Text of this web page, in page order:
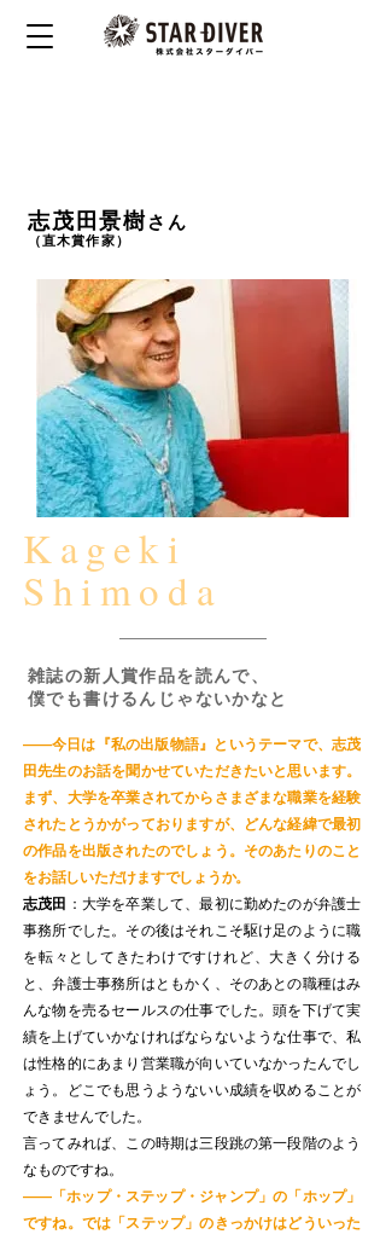
志茂田景樹さん
（直木賞作家）
Kageki
Shimoda
雑誌の新人賞作品を読んで、
僕でも書けるんじゃないかなと
——今日は『私の出版物語』というテーマで、志茂
田先生のお話を聞かせていただきたいと思います。
まず、大学を卒業されてからさまざまな職業を経験
されたとうかがっておりますが、どんな経緯で最初
の作品を出版されたのでしょう。そのあたりのこと
をお話しいただけますでしょうか。
志茂田 ：大学を卒業して、最初に勤めたのが弁護士
事務所でした。その後はそれこそ駆け足のように職
を転々としてきたわけですけれど、大きく分ける
と、弁護士事務所はともかく、そのあとの職種はみ
んな物を売るセールスの仕事でした。頭を下げて実
績を上げていかなければならないような仕事で、私
は性格的にあまり営業職が向いていなかったんでし
ょう。どこでも思うようないい成績を収めることが
できませんでした。
言ってみれば、この時期は三段跳の第一段階のよう
なものですね。
——「ホップ・ステップ・ジャンプ」の「ホップ」
ですね。では「ステップ」のきっかけはどういった